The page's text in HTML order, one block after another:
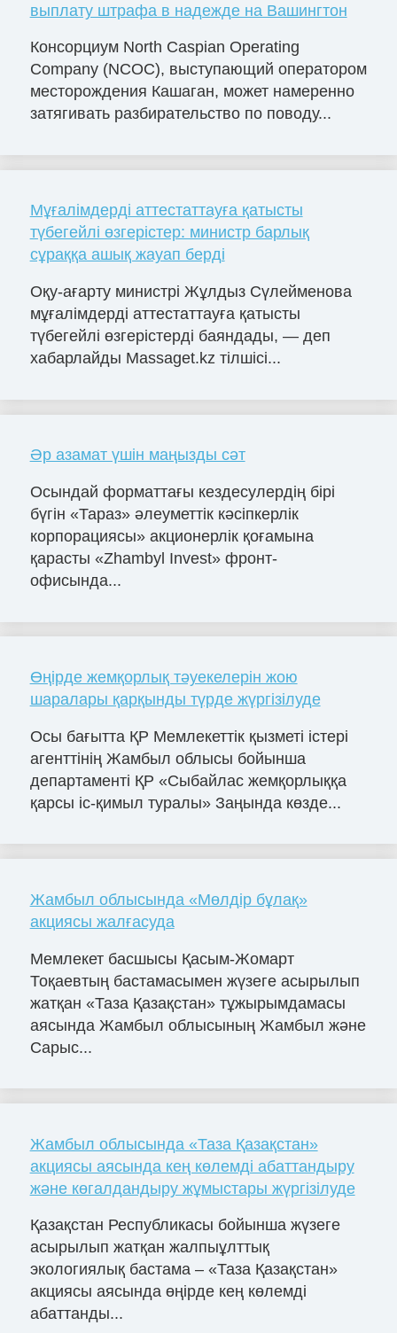
выплату штрафа в надежде на Вашингтон
Консорциум North Caspian Operating
Company (NCOC), выступающий оператором
месторождения Кашаган, может намеренно
затягивать разбирательство по поводу...
Мұғалімдерді аттестаттауға қатысты
түбегейлі өзгерістер: министр барлық
сұраққа ашық жауап берді
Оқу-ағарту министрі Жұлдыз Сүлейменова
мұғалімдерді аттестаттауға қатысты
түбегейлі өзгерістерді баяндады, — деп
хабарлайды Massaget.kz тілшісі...
Әр азамат үшін маңызды сәт
Осындай форматтағы кездесулердің бірі
бүгін «Тараз» әлеуметтік кәсіпкерлік
корпорациясы» акционерлік қоғамына
қарасты «Zhambyl Invest» фронт-
офисында...
Өңірде жемқорлық тәуекелерін жою
шаралары қарқынды түрде жүргізілуде
Осы бағытта ҚР Мемлекеттік қызметі істері
агенттінің Жамбыл облысы бойынша
департаменті ҚР «Сыбайлас жемқорлыққа
қарсы іс-қимыл туралы» Заңында көзде...
Жамбыл облысында «Мөлдір бұлақ»
акциясы жалғасуда
Мемлекет басшысы Қасым-Жомарт
Тоқаевтың бастамасымен жүзеге асырылып
жатқан «Таза Қазақстан» тұжырымдамасы
аясында Жамбыл облысының Жамбыл және
Сарыс...
Жамбыл облысында «Таза Қазақстан»
акциясы аясында кең көлемді абаттандыру
және көгалдандыру жұмыстары жүргізілуде
Қазақстан Республикасы бойынша жүзеге
асырылып жатқан жалпыұлттық
экологиялық бастама – «Таза Қазақстан»
акциясы аясында өңірде кең көлемді
абаттанды...